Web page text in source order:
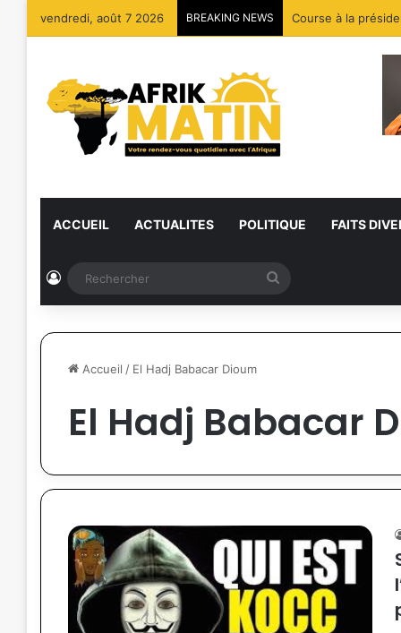
vendredi, août 7 2026 BREAKING NEWS Course à la
ACCUEIL ACTUALITES POLITIQUE FAITS
Connexion
Accueil / El Hadj Babacar Dioum
El Hadj Babacar